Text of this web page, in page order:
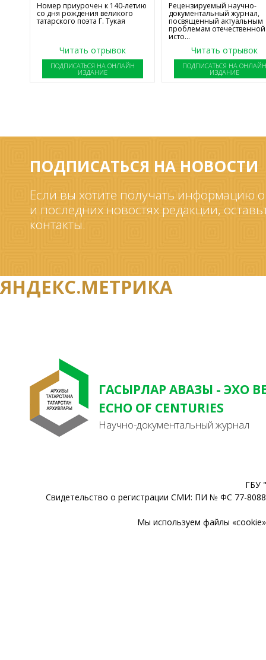
Номер приурочен к 140-летию
со дня рождения великого
татарского поэта Г. Тукая
Читать отрывок
ПОДПИСАТЬСЯ НА ОНЛАЙН
ИЗДАНИЕ
Рецензируемый научно-
документальный журнал,
посвященный актуальным
проблемам отечественной
исто...
Читать отрывок
ПОДПИСАТЬСЯ НА
ИЗДАНИЕ
ПОДПИСАТЬСЯ НА НОВОСТИ
Если вы хотите получать информацию
и последних новостях редакции,
контакты.
ЯНДЕКС.МЕТРИКА
ГАСЫРЛАР АВАЗЫ - ЭХО
ECHO OF CENTURIES
Научно-документальный журнал
ГБУ
Свидетельство о регистрации СМИ: ПИ № ФС 77-
Мы используем файлы «cookie»